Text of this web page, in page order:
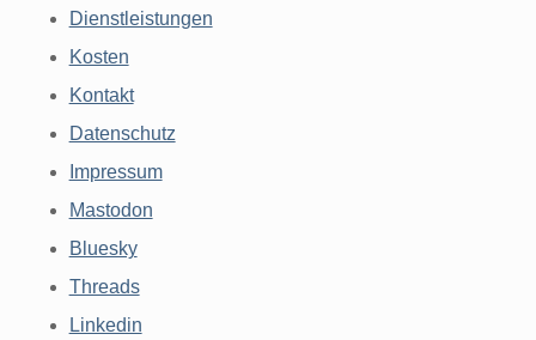
Dienstleistungen
Kosten
Kontakt
Datenschutz
Impressum
Mastodon
Bluesky
Threads
Linkedin